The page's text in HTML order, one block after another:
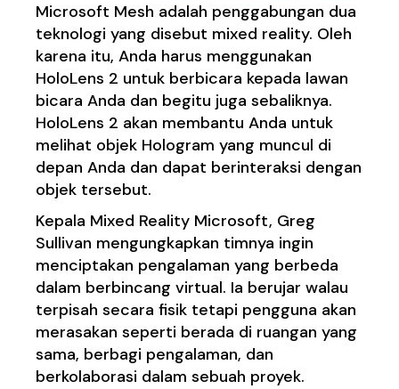
Microsoft Mesh adalah penggabungan dua
teknologi yang disebut mixed reality. Oleh
karena itu, Anda harus menggunakan
HoloLens 2 untuk berbicara kepada lawan
bicara Anda dan begitu juga sebaliknya.
HoloLens 2 akan membantu Anda untuk
melihat objek Hologram yang muncul di
depan Anda dan dapat berinteraksi dengan
objek tersebut.
Kepala Mixed Reality Microsoft, Greg
Sullivan mengungkapkan timnya ingin
menciptakan pengalaman yang berbeda
dalam berbincang virtual. Ia berujar walau
terpisah secara fisik tetapi pengguna akan
merasakan seperti berada di ruangan yang
sama, berbagi pengalaman, dan
berkolaborasi dalam sebuah proyek.